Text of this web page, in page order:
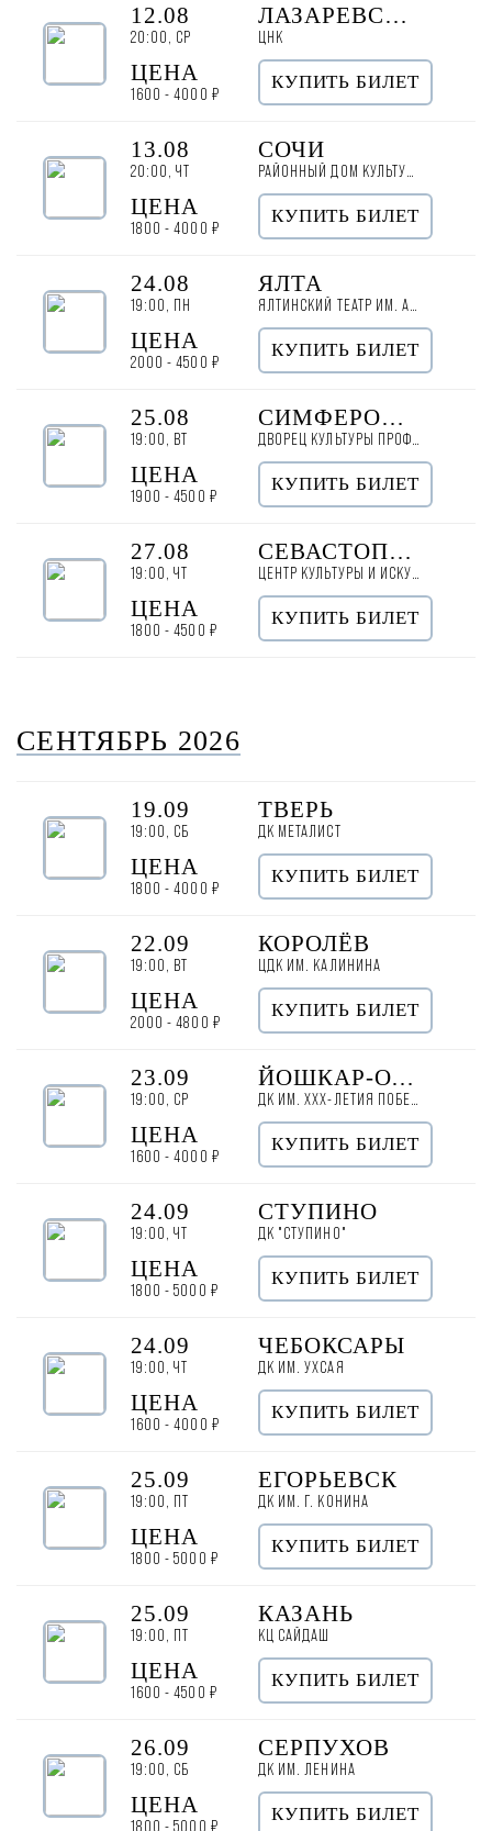
12.08
20:00, СР
ЛАЗАРЕВСКОЕ
ЦНК
ЦЕНА
1600 - 4000 ₽
КУПИТЬ БИЛЕТ
13.08
20:00, ЧТ
СОЧИ
РАЙОННЫЙ ДОМ КУЛЬТУРЫ
ЦЕНА
1800 - 4000 ₽
КУПИТЬ БИЛЕТ
24.08
19:00, ПН
ЯЛТА
ЯЛТИНСКИЙ ТЕАТР ИМ. А. П. ЧЕХОВА
ЦЕНА
2000 - 4500 ₽
КУПИТЬ БИЛЕТ
25.08
19:00, ВТ
СИМФЕРОПОЛЬ
ДВОРЕЦ КУЛЬТУРЫ ПРОФСОЮЗОВ
ЦЕНА
1900 - 4500 ₽
КУПИТЬ БИЛЕТ
27.08
19:00, ЧТ
СЕВАСТОПОЛЬ
ЦЕНТР КУЛЬТУРЫ И ИСКУССТВ
ЦЕНА
1800 - 4500 ₽
КУПИТЬ БИЛЕТ
СЕНТЯБРЬ 2026
19.09
19:00, СБ
ТВЕРЬ
ДК МЕТАЛИСТ
ЦЕНА
1800 - 4000 ₽
КУПИТЬ БИЛЕТ
22.09
19:00, ВТ
КОРОЛЁВ
ЦДК ИМ. КАЛИНИНА
ЦЕНА
2000 - 4800 ₽
КУПИТЬ БИЛЕТ
23.09
19:00, СР
ЙОШКАР-ОЛА
ДК ИМ. ХХХ-ЛЕТИЯ ПОБЕДЫ
ЦЕНА
1600 - 4000 ₽
КУПИТЬ БИЛЕТ
24.09
19:00, ЧТ
СТУПИНО
ДК "СТУПИНО"
ЦЕНА
1800 - 5000 ₽
КУПИТЬ БИЛЕТ
24.09
19:00, ЧТ
ЧЕБОКСАРЫ
ДК ИМ. УХСАЯ
ЦЕНА
1600 - 4000 ₽
КУПИТЬ БИЛЕТ
25.09
19:00, ПТ
ЕГОРЬЕВСК
ДК ИМ. Г. КОНИНА
ЦЕНА
1800 - 5000 ₽
КУПИТЬ БИЛЕТ
25.09
19:00, ПТ
КАЗАНЬ
КЦ САЙДАШ
ЦЕНА
1600 - 4500 ₽
КУПИТЬ БИЛЕТ
26.09
19:00, СБ
СЕРПУХОВ
ДК ИМ. ЛЕНИНА
ЦЕНА
1800 - 5000 ₽
КУПИТЬ БИЛЕТ